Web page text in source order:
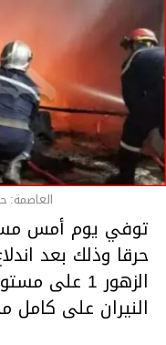
العاصمة:
حرقا وذلك بعد
الزهور 1
النيران على كامل